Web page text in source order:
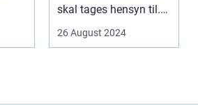
skal tages hensyn til.
26 August 2024